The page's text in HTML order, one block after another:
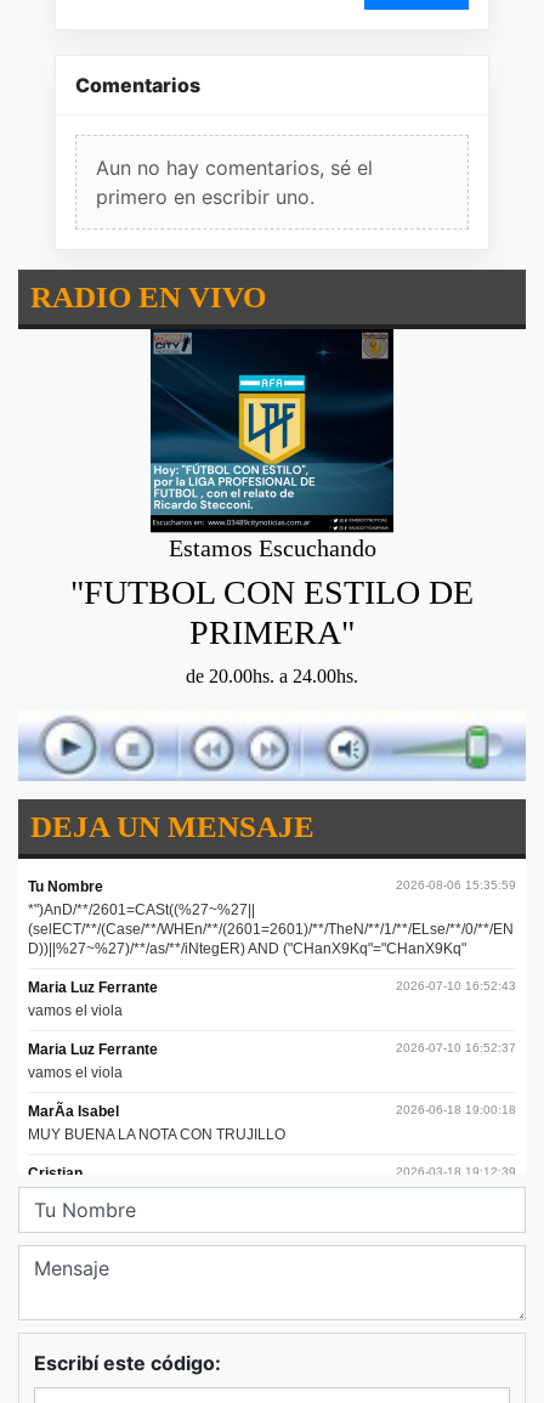
Comentarios
Aun no hay comentarios, sé el
primero en escribir uno.
RADIO EN VIVO
Estamos Escuchando
"FUTBOL CON ESTILO DE
PRIMERA"
de 20.00hs. a 24.00hs.
DEJA UN MENSAJE
Escribí este código: